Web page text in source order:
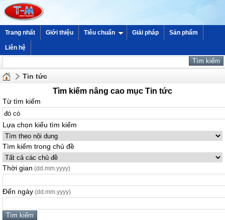
Trang nhất Giới thiệu Tiêu chuẩn Giải pháp Sản phẩm
Liên hệ
Tin tức
Tìm kiếm nâng cao mục Tin tức
Từ tìm kiếm
Lựa chọn kiểu tìm kiếm
Tìm kiếm trong chủ đề
Thời gian (dd.mm.yyyy)
Đến ngày (dd.mm.yyyy)